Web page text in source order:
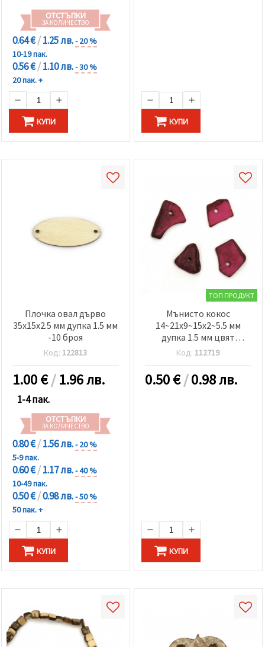
ОТСТЪПКИ
ЗА КОЛИЧЕСТВО
0.64 €/1.25 лв.- 20 %
10-19 пак.
0.56 €/1.10 лв.- 30 %
20 пак. +
КУПИ КУПИ
Плочка овал дърво
35x15x2.5 мм дупка 1.5 мм
-10 броя
Код: 122813
1.00€/1.96 лв.
1-4 пак.
ОТСТЪПКИ
ЗА КОЛИЧЕСТВО
0.80 €/1.56 лв.- 20 %
5-9 пак.
0.60 €/1.17 лв.- 40 %
10-49 пак.
0.50 €/0.98 лв.- 50 %
50 пак. +
КУПИ
ТОП ПРОДУКТ
Мънисто кокос
14~21x9~15x2~5.5 мм
дупка 1.5 мм цвят
цикламен - 20 грама
Код: 112719
0.50€/0.98 лв.
КУПИ